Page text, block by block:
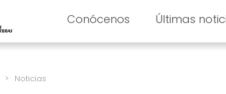
Conócenos Últimas
> Noticias